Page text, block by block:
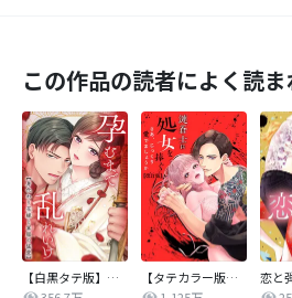
この作品の読者によく読
【白黒タテ版】孕むまで乱れいけ～身代わり花嫁と軍服の猛愛
【タテカラー版】漣蒼士に処女を捧ぐ～さあ、じっくり愛でましょうか
恋と